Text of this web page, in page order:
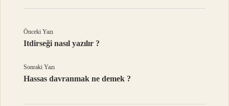
Önceki Yazı
Itdirseği nasıl yazılır ?
Sonraki Yazı
Hassas davranmak ne demek ?